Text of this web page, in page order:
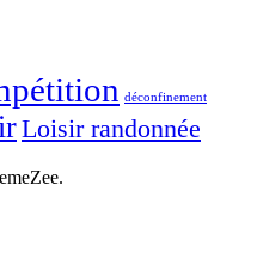
déconfinement
Loisir randonnée